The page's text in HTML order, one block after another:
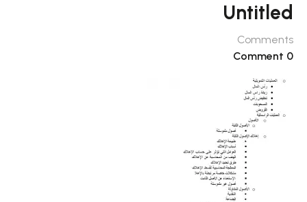
Untitled
Comments
0 Comment